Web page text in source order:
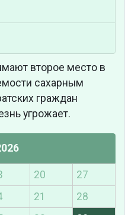
второе место в
сахарным
граждан
угрожает.
20
27
21
28